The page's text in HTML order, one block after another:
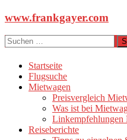
Zum
springen
www.frankgayer.com
Suchen
nach:
Startseite
Flugsuche
Mietwagen
Preisvergleich
Was ist bei
Linkempfehlungen
Reiseberichte